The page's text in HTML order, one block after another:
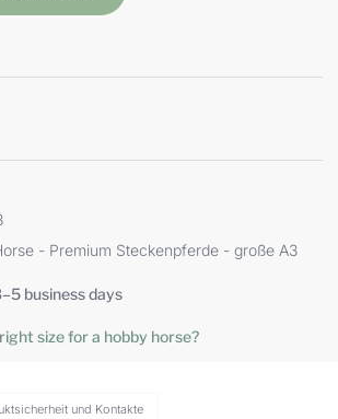
- Premium Steckenpferde - große A3
business days
size for a hobby horse?
und Kontakte